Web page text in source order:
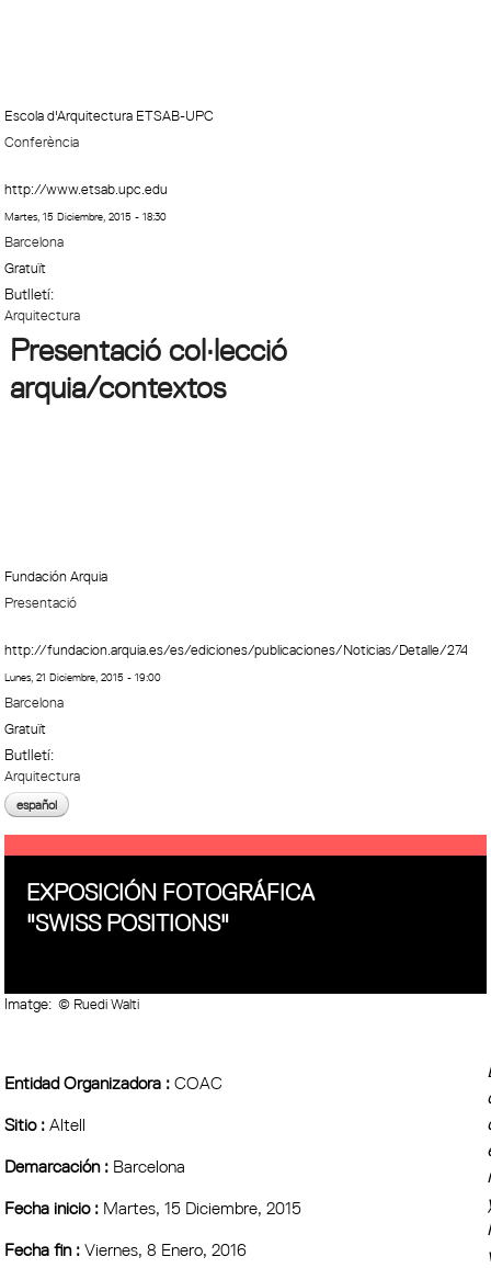
Escola d'Arquitectura ETSAB-UPC
Conferència
http://www.etsab.upc.edu
Martes, 15 Diciembre, 2015 - 18:30
Barcelona
Gratuït
Butlletí:
Arquitectura
Presentació col·lecció
arquia/contextos
Fundación Arquia
Presentació
http://fundacion.arquia.es/es/ediciones/publicaciones/Noticias/Detalle/274
Lunes, 21 Diciembre, 2015 - 19:00
Barcelona
Gratuït
Butlletí:
Arquitectura
español
EXPOSICIÓN FOTOGRÁFICA
"SWISS POSITIONS"
Imatge: © Ruedi Walti
Entidad Organizadora :COAC
Sitio :Altell
Demarcación : Barcelona
Fecha inicio : Martes, 15 Diciembre, 2015
Fecha fin :Viernes, 8 Enero, 2016